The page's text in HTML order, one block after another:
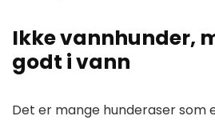
Ikke vannhunder,
godt i vann
Det er mange hunderaser som